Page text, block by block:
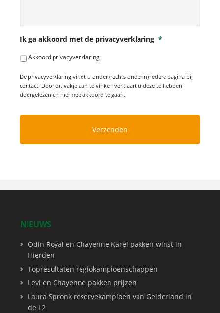
Ik ga akkoord met de privacyverklaring *
Akkoord privacyverklaring
De privacyverklaring vindt u onder (rechts onderin) iedere pagina bij
contact. Door dit vakje aan te vinken verklaart u deze te hebben
doorgelezen en hiermee akkoord te gaan.
NIEUWS
Odin Royal en Chayenne Karel pakken winst in
Hierden
Topresultaten regiokampioenschappen
Levi en Chayenne pakken prijzen
Laura Spronk reservekampioen van Gelderland in
de L2